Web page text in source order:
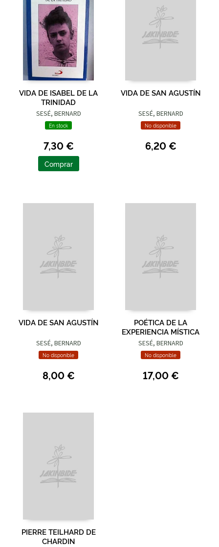
VIDA DE ISABEL DE LA
TRINIDAD
SESÉ, BERNARD
En stock
7,30 €
Comprar
VIDA DE SAN AGUSTÍN
SESÉ, BERNARD
No disponible
6,20 €
VIDA DE SAN AGUSTÍN
SESÉ, BERNARD
No disponible
8,00 €
POÉTICA DE LA
EXPERIENCIA MÍSTICA
SESÉ, BERNARD
No disponible
17,00 €
PIERRE TEILHARD DE
CHARDIN